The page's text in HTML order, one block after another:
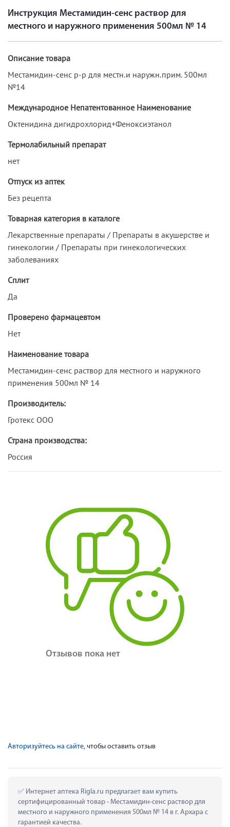
Инструкция Местамидин-сенс раствор для
местного и наружного применения 500мл № 14
Описание товара
Местамидин-сенс р-р для местн.и наружн.прим. 500мл
№14
Международное Непатентованное Наименование
Октенидина дигидрохлорид+Феноксиэтанол
Термолабильный препарат
нет
Отпуск из аптек
Без рецепта
Товарная категория в каталоге
Лекарственные препараты / Препараты в акушерстве и
гинекологии / Препараты при гинекологических
заболеваниях
Сплит
Да
Проверено фармацевтом
Нет
Наименование товара
Местамидин-сенс раствор для местного и наружного
применения 500мл № 14
Производитель:
Гротекс ООО
Страна производства:
Россия
Отзывов пока нет
Авторизуйтесь на сайте, чтобы оставить отзыв
Интернет аптека Rigla.ru предлагает вам купить
сертифицированный товар - Местамидин-сенс раствор для
местного и наружного применения 500мл № 14 в г. Архара с
гарантией качества.